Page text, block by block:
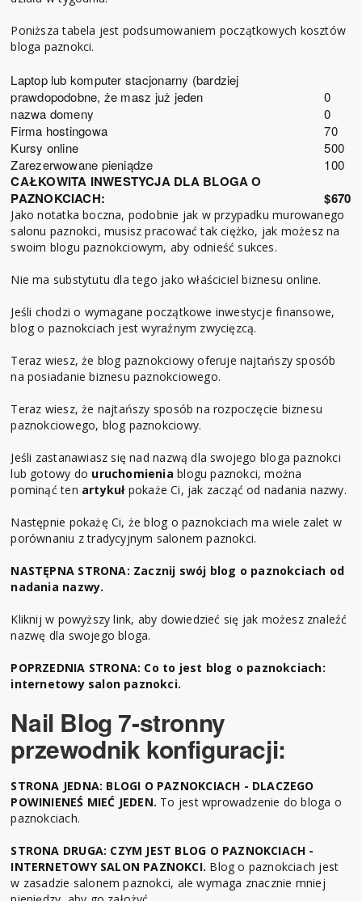
Poniższa tabela jest podsumowaniem początkowych kosztów
bloga paznokci.
Laptop lub komputer stacjonarny (bardziej
prawdopodobne, że masz już jeden
0
nazwa domeny
0
Firma hostingowa
70
Kursy online
500
Zarezerwowane pieniądze
100
CAŁKOWITA INWESTYCJA DLA BLOGA O
PAZNOKCIACH:
$670
Jako notatka boczna, podobnie jak w przypadku murowanego
salonu paznokci, musisz pracować tak ciężko, jak możesz na
swoim blogu paznokciowym, aby odnieść sukces.
Nie ma substytutu dla tego jako właściciel biznesu online.
Jeśli chodzi o wymagane początkowe inwestycje finansowe,
blog o paznokciach jest wyraźnym zwycięzcą.
Teraz wiesz, że blog paznokciowy oferuje najtańszy sposób
na posiadanie biznesu paznokciowego.
Teraz wiesz, że najtańszy sposób na rozpoczęcie biznesu
paznokciowego, blog paznokciowy.
Jeśli zastanawiasz się nad nazwą dla swojego bloga paznokci
lub gotowy do uruchomienia blogu paznokci, można
pominąć ten artykułpokaże Ci, jak zacząć od nadania nazwy.
Następnie pokażę Ci, że blog o paznokciach ma wiele zalet w
porównaniu z tradycyjnym salonem paznokci.
NASTĘPNA STRONA: Zacznij swój blog o paznokciach od
nadania nazwy.
Kliknij w powyższy link, aby dowiedzieć się jak możesz znaleźć
nazwę dla swojego bloga.
POPRZEDNIA STRONA: Co to jest blog o paznokciach:
internetowy salon paznokci.
Nail Blog 7-stronny
przewodnik konfiguracji:
STRONA JEDNA: BLOGI O PAZNOKCIACH - DLACZEGO
POWINIENEŚ MIEĆ JEDEN. To jest wprowadzenie do bloga o
paznokciach.
STRONA DRUGA: CZYM JEST BLOG O PAZNOKCIACH -
INTERNETOWY SALON PAZNOKCI. Blog o paznokciach jest
w zasadzie salonem paznokci, ale wymaga znacznie mniej